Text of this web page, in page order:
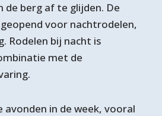
berg af te glijden. De
voor nachtrodelen,
Rodelen bij nacht is
met de
in de week, vooral